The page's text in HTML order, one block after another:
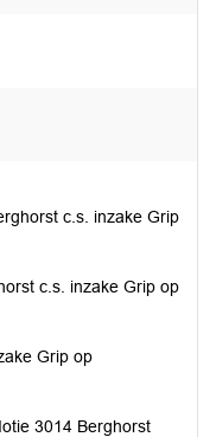
c.s. inzake Grip
c.s. inzake Grip op
Grip op
3014 Berghorst